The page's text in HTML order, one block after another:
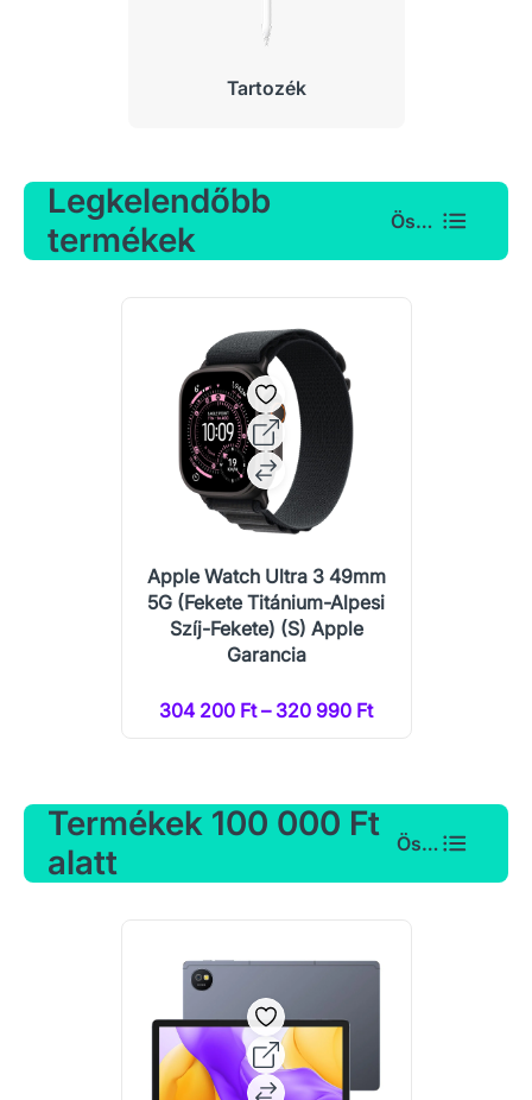
Tartozék
Legkelendőbb
termékek
Összes
Apple Watch Ultra 3 49mm
5G (Fekete Titánium-Alpesi
Szíj-Fekete) (S) Apple
Garancia
304 200 Ft – 320 990 Ft
Termékek 100 000 Ft
alatt
Összes